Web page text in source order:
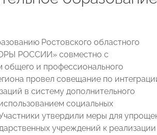
Ростовского областного
РОССИИ» совместно с
общего и профессионального
провел совещание по
в систему дополнительного
социальных
утвердили меры для
учреждений к реализации